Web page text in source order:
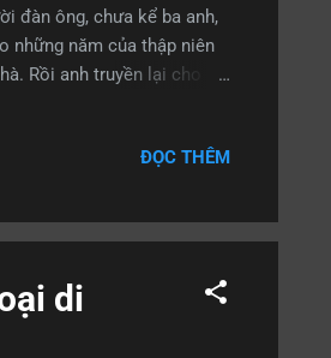
đàn ông, chưa kể ba anh,
những năm của thập niên
Rồi anh truyền lại cho
sức theo học Cao đẳng,
đưa anh đến với môi
ĐỌC THÊM
di